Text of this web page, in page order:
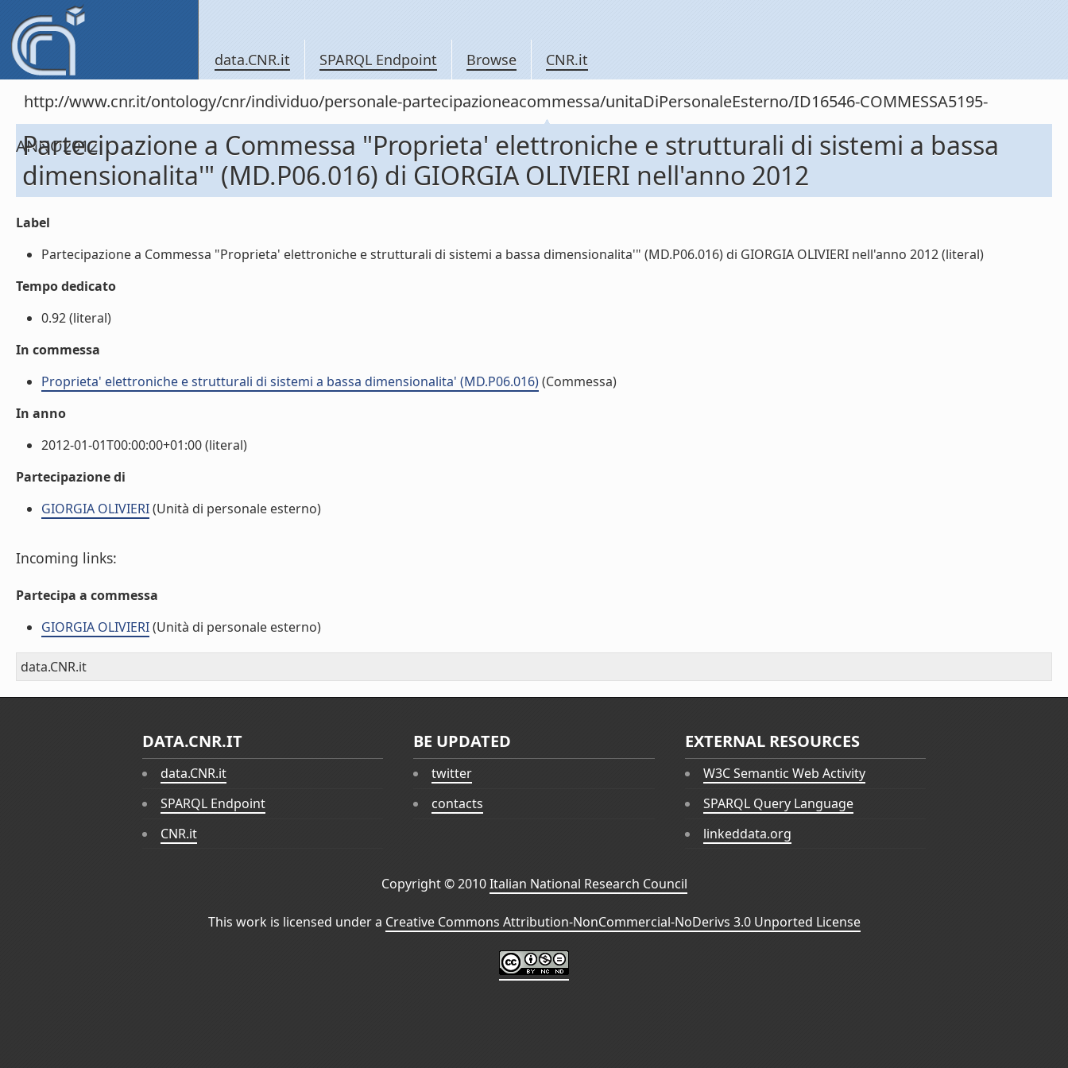
data.CNR.it SPARQL Endpoint Browse CNR.it
http://www.cnr.it/ontology/cnr/individuo/personale-partecipazioneacommessa/unitaDiPersonaleEsterno/ID16546-COMMESSA5195-
ANNO2012
Partecipazione a Commessa "Proprieta' elettroniche e strutturali di sistemi a bassa
dimensionalita'" (MD.P06.016) di GIORGIA OLIVIERI nell'anno 2012
Label
Partecipazione a Commessa "Proprieta' elettroniche e strutturali di sistemi a bassa dimensionalita'" (MD.P06.016) di GIORGIA OLIVIERI nell'anno 2012 (literal)
Tempo dedicato
0.92 (literal)
In commessa
Proprieta' elettroniche e strutturali di sistemi a bassa dimensionalita' (MD.P06.016)(Commessa)
In anno
2012-01-01T00:00:00+01:00 (literal)
Partecipazione di
GIORGIA OLIVIERI(Unità di personale esterno)
Incoming links:
Partecipa a commessa
GIORGIA OLIVIERI(Unità di personale esterno)
data.CNR.it
DATA.CNR.IT
data.CNR.it
SPARQL Endpoint
CNR.it
BE UPDATED
twitter
contacts
EXTERNAL RESOURCES
W3C Semantic Web Activity
SPARQL Query Language
linkeddata.org
Copyright © 2010Italian National Research Council
This work is licensed under a Creative Commons Attribution-NonCommercial-NoDerivs 3.0 Unported License